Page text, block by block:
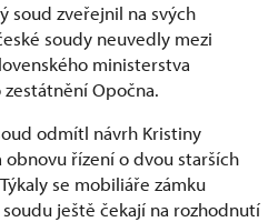
soud zveřejnil na svých
soudy neuvedly mezi
ministerstva
Opočna.
odmítl návrh Kristiny
řízení o dvou starších
se mobiliáře zámku
ještě čekají na rozhodnutí